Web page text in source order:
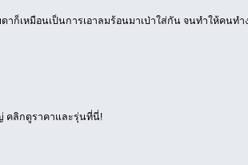
ก็เหมือนเป็นการเอาลมร้อนมาเป่าใส่กัน จนทำให้คนท
คลิกดูราคาและรุ่นที่นี่!